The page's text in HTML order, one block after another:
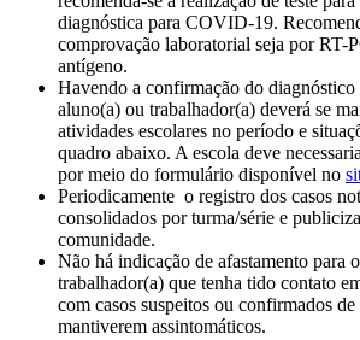
diagnóstica para COVID-19.
comprovação laboratorial seja por RT-
antígeno.
Havendo a confirmação do
aluno(a) ou trabalhador(a) deverá se
atividades escolares no período e
quadro abaixo. A escola deve
por meio do formulário disponível no
Periodicamente o registro dos casos
consolidados por turma/série e
comunidade.
Não há indicação de afastamento para
trabalhador(a) que tenha tido contato
com casos suspeitos ou confirmados
mantiverem assintomáticos.